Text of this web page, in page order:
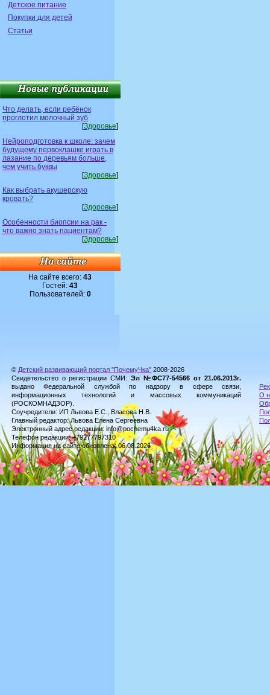
Детское питание
Покупки для детей
Статьи
Что делать, если ребёнок
проглотил молочный зуб
[Здоровье]
Нейроподготовка к школе: зачем
будущему первоклашке играть в
лазание по деревьям больше,
чем учить буквы
[Здоровье]
Как выбрать акушерскую
кровать?
[Здоровье]
Особенности биопсии на рак -
что важно знать пациентам?
[Здоровье]
На сайте всего:43
Гостей:43
Пользователей: 0
© Детский развивающий портал "ПочемуЧка" 2008-2026
Свидетельство о регистрации СМИ: Эл №ФС77-54566 от 21.06.2013г.
выдано Федеральной службой по надзору в сфере связи,
информационных технологий и массовых коммуникаций
(РОСКОМНАДЗОР).
Соучредители: ИП Львова Е.С., Власова Н.В.
Главный редактор: Львова Елена Сергеевна
Электронный адрес редакции: info@pochemu4ka.ru
Телефон редакции: +79277797310
Информация на сайте обновлена: 06.08.2026
О